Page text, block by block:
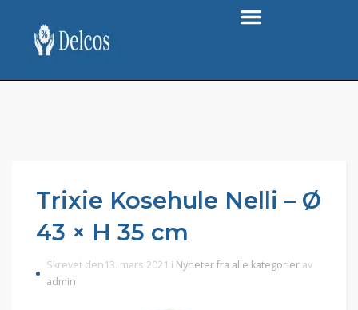
Trixie Kosehule Nelli – Ø
43 × H 35 cm
Skrevet den13. mars 2021 i Nyheter fra alle kategorier av
admin